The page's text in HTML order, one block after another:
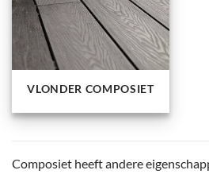
VLONDER COMPOSIET
Composiet heeft andere